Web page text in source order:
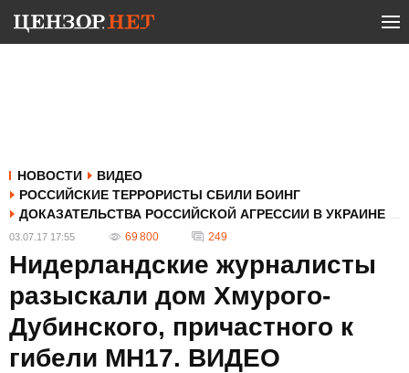
НОВОСТИ
ВИДЕО
РОССИЙСКИЕ ТЕРРОРИСТЫ СБИЛИ БОИНГ
ДОКАЗАТЕЛЬСТВА РОССИЙСКОЙ АГРЕССИИ В УКРАИНЕ
03.07.17 17:55 69 800 249
Нидерландские журналисты
разыскали дом Хмурого-
Дубинского, причастного к
гибели МН17. ВИДЕО